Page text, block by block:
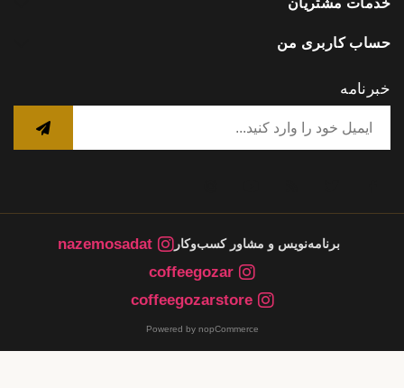
خدمات مشتریان
حساب کاربری من
خبرنامه
برنامه‌نویس و مشاور کسب‌وکار
nazemosadat
coffeegozar
coffeegozarstore
Powered by nopCommerce